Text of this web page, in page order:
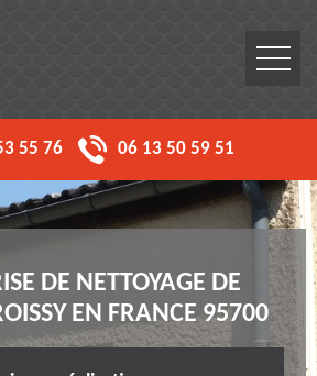
55 76 06 13 50 59 51
DE NETTOYAGE DE
EN FRANCE 95700